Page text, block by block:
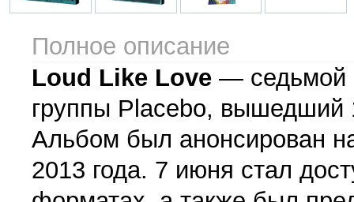
Полное описание
Loud Like Love— седьмой
группы Placebo, вышедший
Альбом был анонсирован
2013 года. 7 июня стал